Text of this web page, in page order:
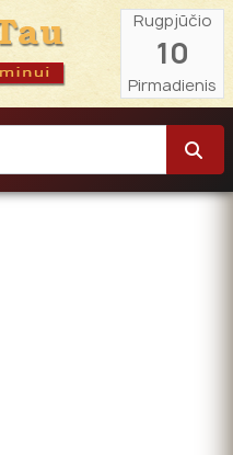
Rugpjūčio
10
Pirmadienis